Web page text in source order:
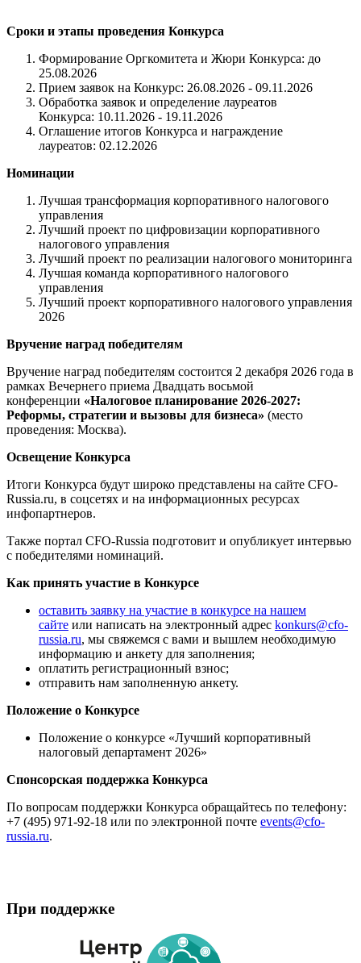
Сроки и этапы проведения Конкурса
Формирование Оргкомитета и Жюри Конкурса: до
25.08.2026
Прием заявок на Конкурс: 26.08.2026 - 09.11.2026
Обработка заявок и определение лауреатов
Конкурса: 10.11.2026 - 19.11.2026
Оглашение итогов Конкурса и награждение
лауреатов: 02.12.2026
Номинации
Лучшая трансформация корпоративного налогового
управления
Лучший проект по цифровизации корпоративного
налогового управления
Лучший проект по реализации налогового мониторинга
Лучшая команда корпоративного налогового
управления
Лучший проект корпоративного налогового управления
2026
Вручение наград победителям
Вручение наград победителям состоится 2 декабря 2026 года в
рамках Вечернего приема Двадцать восьмой
конференции «Налоговое планирование 2026-2027:
Реформы, стратегии и вызовы для бизнеса» (место
проведения: Москва).
Освещение Конкурса
Итоги Конкурса будут широко представлены на сайте CFO-
Russia.ru, в соцсетях и на информационных ресурсах
инфопартнеров.
Также портал CFO-Russia подготовит и опубликует интервью
с победителями номинаций.
Как принять участие в Конкурсе
оставить заявку на участие в конкурсе на нашем
сайте или написать на электронный адрес konkurs@cfo-
russia.ru, мы свяжемся с вами и вышлем необходимую
информацию и анкету для заполнения;
оплатить регистрационный взнос;
отправить нам заполненную анкету.
Положение о Конкурсе
Положение о конкурсе «Лучший корпоративный
налоговый департамент 2026»
Спонсорская поддержка Конкурса
По вопросам поддержки Конкурса обращайтесь по телефону:
+7 (495) 971-92-18 или по электронной почте events@cfo-
russia.ru.
При поддержке